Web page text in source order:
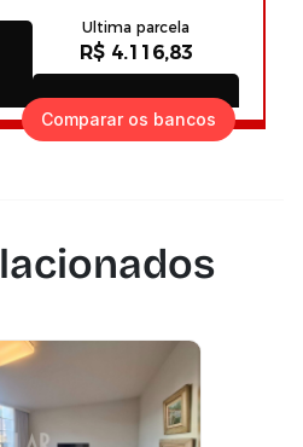
Comparar os bancos